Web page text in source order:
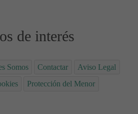
de interés
Somos Contactar
Aviso Legal
Protección del Menor